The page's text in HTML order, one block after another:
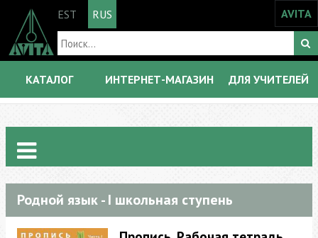
EST RUS AVITA
КАТАЛОГ ИНТЕРНЕТ-МАГАЗИН ДЛЯ УЧИТЕЛЕЙ
Родной язык - I школьная ступень